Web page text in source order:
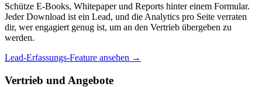
Schütze E-Books, Whitepaper und Reports hinter einem Formular.
Jeder Download ist ein Lead, und die Analytics pro Seite verraten
dir, wer engagiert genug ist, um an den Vertrieb übergeben zu
werden.
Lead-Erfassungs-Feature ansehen →
Vertrieb und Angebote